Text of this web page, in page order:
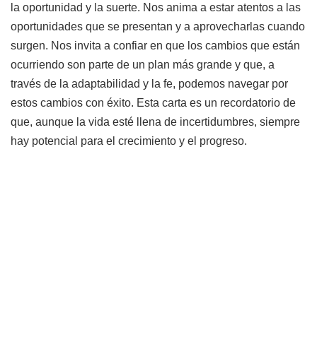
la oportunidad y la suerte. Nos anima a estar atentos a las
oportunidades que se presentan y a aprovecharlas cuando
surgen. Nos invita a confiar en que los cambios que están
ocurriendo son parte de un plan más grande y que, a
través de la adaptabilidad y la fe, podemos navegar por
estos cambios con éxito. Esta carta es un recordatorio de
que, aunque la vida esté llena de incertidumbres, siempre
hay potencial para el crecimiento y el progreso.